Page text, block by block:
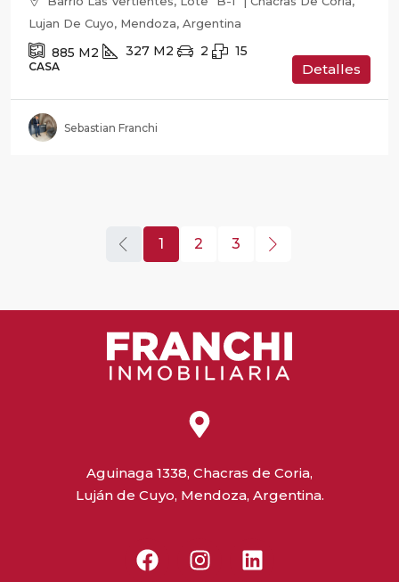
Lujan De Cuyo, Mendoza, Argentina
885 M2 327 M2 2 15
CASA Detalles
Sebastian Franchi
1 2 3
Aguinaga 1338, Chacras de Coria,
Luján de Cuyo, Mendoza, Argentina.